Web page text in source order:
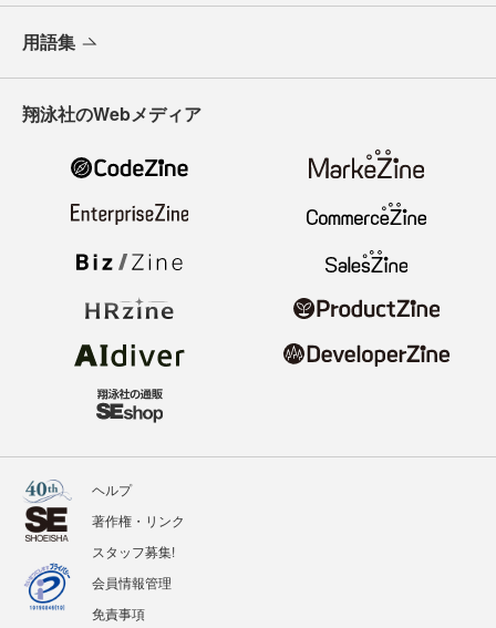
用語集
翔泳社のWebメディア
ヘルプ
著作権・リンク
スタッフ募集!
会員情報管理
免責事項